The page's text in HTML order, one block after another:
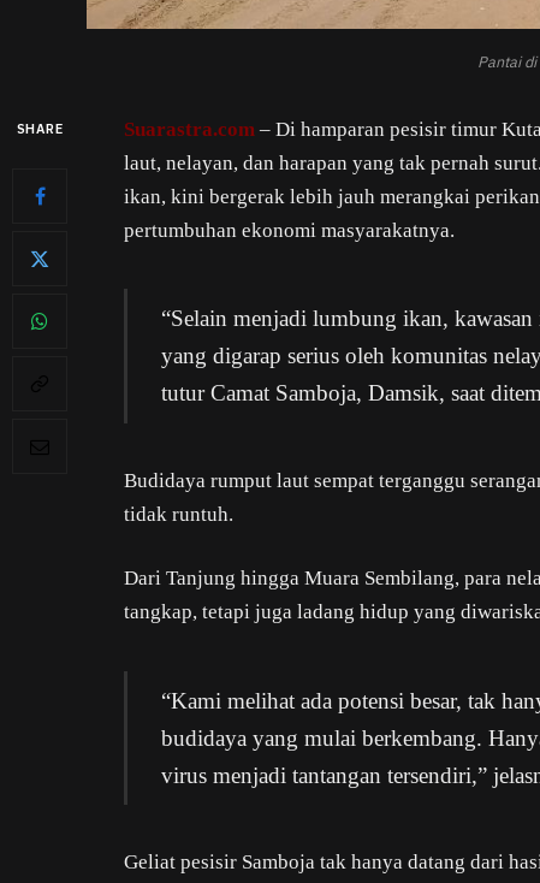
Pantai
SHARE Suarastra.com – Di hamparan pesisir timur
laut, nelayan, dan harapan yang tak pernah
ikan, kini bergerak lebih jauh merangkai
pertumbuhan ekonomi masyarakatnya.
“Selain menjadi lumbung ikan,
yang digarap serius oleh komunitas
tutur Camat Samboja, Damsik, saat
Budidaya rumput laut sempat terganggu
tidak runtuh.
Dari Tanjung hingga Muara Sembilang, para
tangkap, tetapi juga ladang hidup yang
“Kami melihat ada potensi besar, tak
budidaya yang mulai berkembang.
virus menjadi tantangan tersendiri,”
Geliat pesisir Samboja tak hanya datang dari